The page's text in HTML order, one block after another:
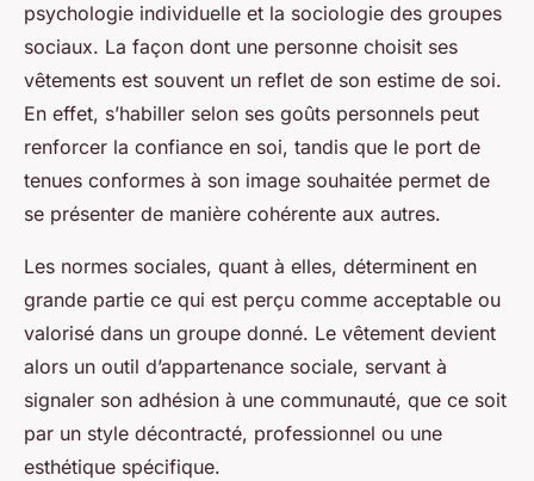
psychologie individuelle et la sociologie des groupes
sociaux. La façon dont une personne choisit ses
vêtements est souvent un reflet de son estime de soi.
En effet, s’habiller selon ses goûts personnels peut
renforcer la confiance en soi, tandis que le port de
tenues conformes à son image souhaitée permet de
se présenter de manière cohérente aux autres.
Les normes sociales, quant à elles, déterminent en
grande partie ce qui est perçu comme acceptable ou
valorisé dans un groupe donné. Le vêtement devient
alors un outil d’appartenance sociale, servant à
signaler son adhésion à une communauté, que ce soit
par un style décontracté, professionnel ou une
esthétique spécifique.